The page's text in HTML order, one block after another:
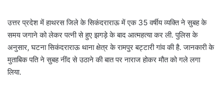
m
a
i
l
उत्तर प्रदेश में हाथरस जिले के सिकंदराराऊ में एक 35 वर्षीय व्यक्ति ने सुबह के
समय जगाने को लेकर पत्नी से हुए झगड़े के बाद आत्महत्या कर ली. पुलिस के
अनुसार, घटना सिकंदराराऊ थाना क्षेत्र के रामपुर बट्टारी गांव की है. जानकारी के
मुताबिक पति ने सुबह नींद से उठाने की बात पर नाराज होकर मौत को गले लगा
लिया.